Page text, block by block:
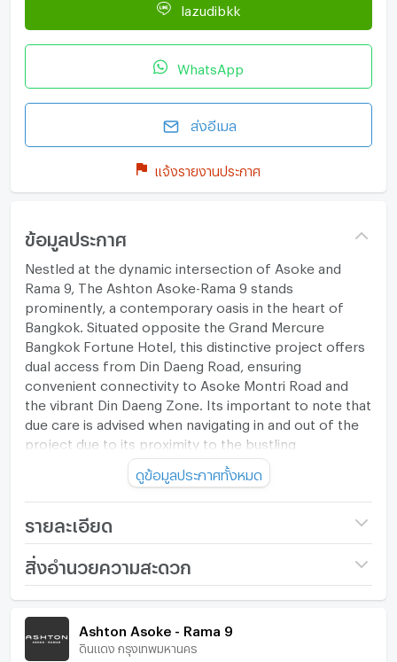
lazudibkk
WhatsApp
ส่งอีเมล
แจ้งรายงานประกาศ
ข้อมูลประกาศ
Nestled at the dynamic intersection of Asoke and
Rama 9, The Ashton Asoke-Rama 9 stands
prominently, a contemporary oasis in the heart of
Bangkok. Situated opposite the Grand Mercure
Bangkok Fortune Hotel, this distinctive project offers
dual access from Din Daeng Road, ensuring
convenient connectivity to Asoke Montri Road and
the vibrant Din Daeng Zone. Its important to note that
due care is advised when navigating in and out of the
project due to its proximity to the bustling
intersection, often bustling with traffic.
This location boasts a range of appealing attributes:
strategic location, being a mere 230 meters away
from MRT Rama 9 station and a short 700 meters
for professionals working within the Rama 9 -
Ratchadaphisek district or the city center, this locale
offers unparalleled convenience for those entering
ดูข้อมูลประกาศทั้งหมด
รายละเอียด
ชื่อโครงการ Ashton Asoke - Rama 9
รูปแบบห้อง
สิ่งอำนวยความสะดวก
ภายในห้อง ภายในโครงการ
เฟอร์นิเจอร์
Ashton Asoke - Rama 9
ดินแดง กรุงเทพมหานคร